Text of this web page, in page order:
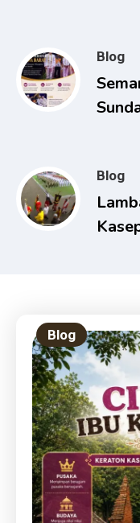
Blog
Blog
Blog